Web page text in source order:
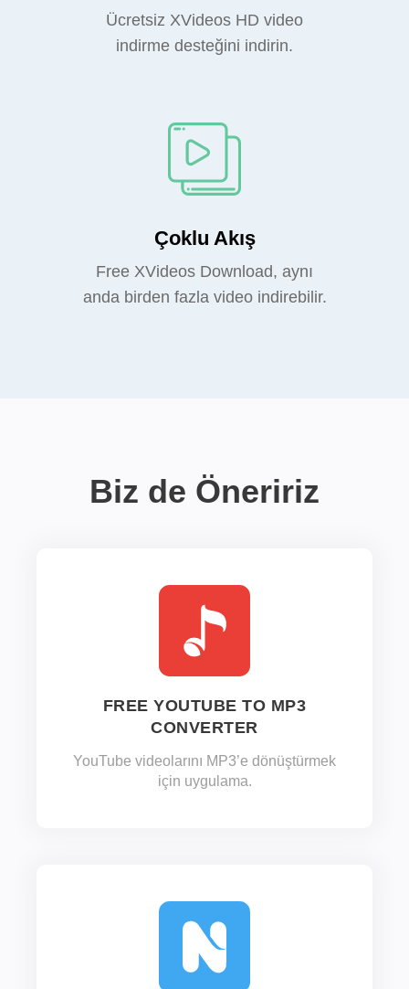
Ücretsiz XVideos HD video
indirme desteğini indirin.
Çoklu Akış
Free XVideos Download, aynı
anda birden fazla video indirebilir.
Biz de Öneririz
FREE YOUTUBE TO MP3
CONVERTER
YouTube videolarını MP3’e dönüştürmek
için uygulama.